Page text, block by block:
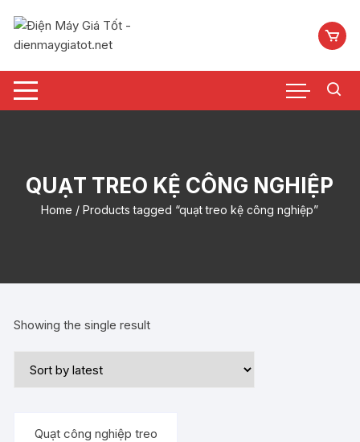
nội
QUẠT TREO KỆ CÔNG NGHIỆP
Home / Products tagged “quạt treo kệ công nghiệp”
Showing the single result
Quạt công nghiệp treo